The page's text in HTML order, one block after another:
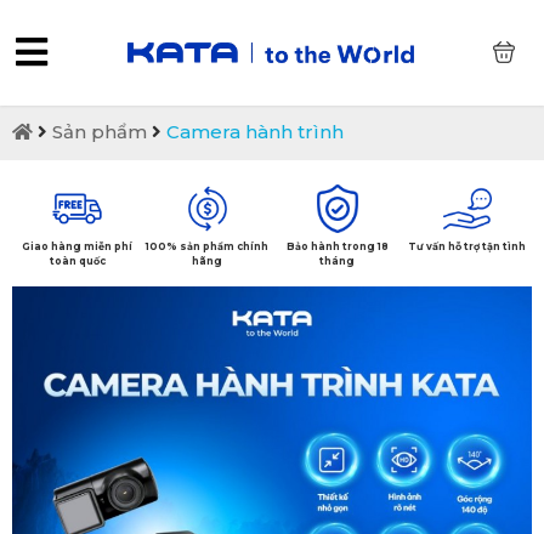
Sản phẩm Camera hành trình
Giao hàng miễn phí
toàn quốc
100% sản phẩm chính
hãng
Bảo hành trong 18
tháng
Tư vấn hỗ trợ tận tình